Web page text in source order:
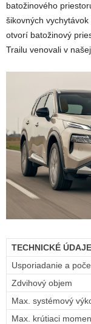
batožinového
šikovných
otvorí batožinový
Trailu venovali v
TECHNICKÉ ÚDAJE
Usporiadanie a
Zdvihový objem
Max. systémový
Max. krútiaci